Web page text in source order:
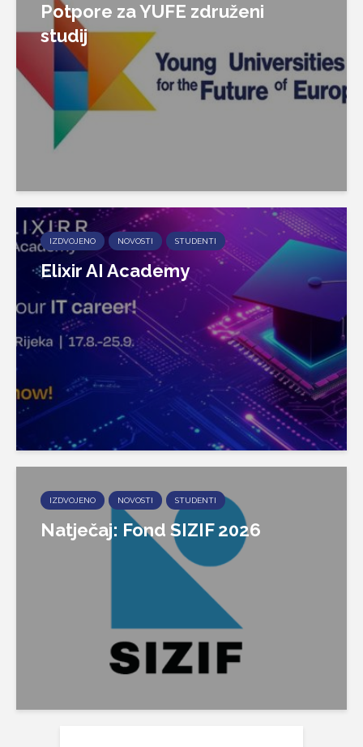
Potpore za YUFE združeni
studij
IZDVOJENO NOVOSTI STUDENTI
Elixir AI Academy
IZDVOJENO NOVOSTI STUDENTI
Natječaj: Fond SIZIF 2026